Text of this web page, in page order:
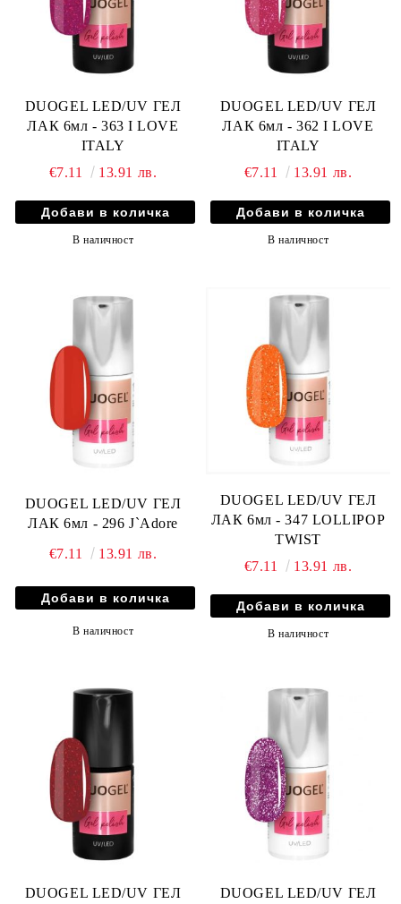
DUOGEL LED/UV ГЕЛ
ЛАК 6мл - 363 I LOVE
ITALY
€7.11
13.91 лв.
В наличност
DUOGEL LED/UV ГЕЛ
ЛАК 6мл - 362 I LOVE
ITALY
€7.11
13.91 лв.
В наличност
DUOGEL LED/UV ГЕЛ
ЛАК 6мл - 296 J`Adore
€7.11 13.91 лв.
В наличност
DUOGEL LED/UV ГЕЛ
ЛАК 6мл - 347 LOLLIPOP
TWIST
€7.11
13.91 лв.
В наличност
DUOGEL LED/UV ГЕЛ
DUOGEL LED/UV ГЕЛ